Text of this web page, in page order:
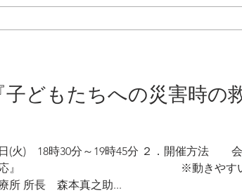
約は下記問い合わせ先までお電話
どもたちへの災害時の
) 18時30分～19時45分 ２．開催方
の救急対応』 ※動きやすい服装
森本真之助...